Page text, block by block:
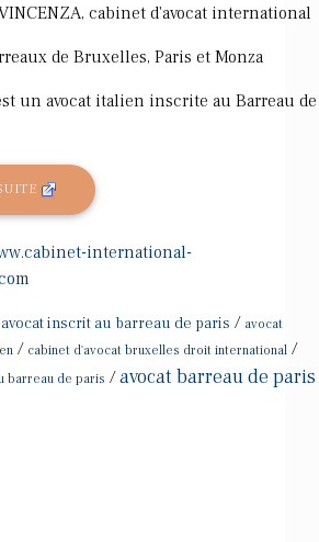
cabinet d'avocat international
de Bruxelles, Paris et Monza
un avocat italien inscrite au Barreau de
international-
avocat inscrit au barreau de paris / avocat
/ cabinet d'avocat bruxelles droit international /
barreau de paris /avocat barreau de paris